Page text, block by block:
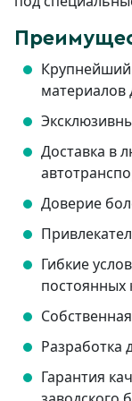
Крупнейший
материалов
Доставка в
Доверие
Гибкие
постоянных
Разработка
Гарантия